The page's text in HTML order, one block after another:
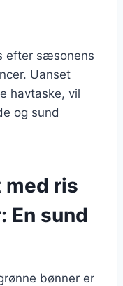
efter sæsonens
Uanset
havtaske, vil
og sund
med ris
En sund
bønner er